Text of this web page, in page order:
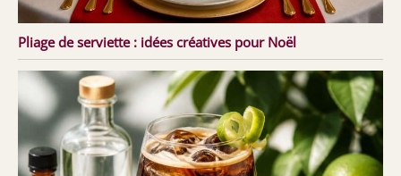
Pliage de serviette : idées créatives pour Noël